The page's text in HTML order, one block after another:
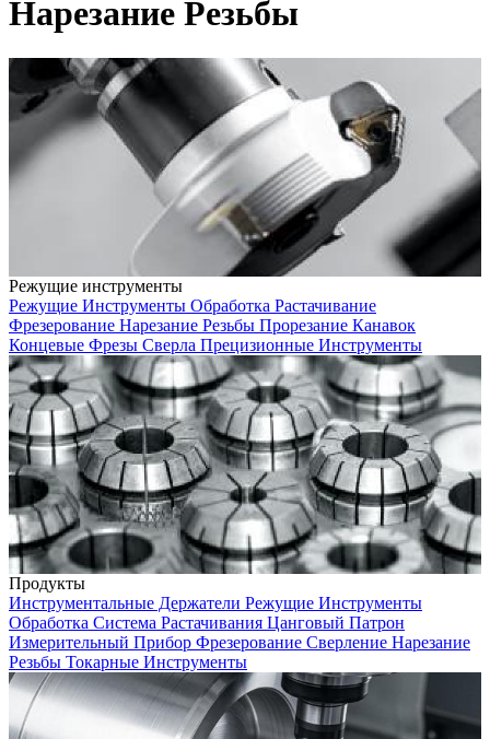
Нарезание Резьбы
Режущие инструменты
Режущие Инструменты Обработка Растачивание
Фрезерование Нарезание Резьбы Прорезание Канавок
Концевые Фрезы Сверла Прецизионные Инструменты
Продукты
Инструментальные Держатели Режущие Инструменты
Обработка Система Растачивания Цанговый Патрон
Измерительный Прибор Фрезерование Сверление Нарезание
Резьбы Токарные Инструменты